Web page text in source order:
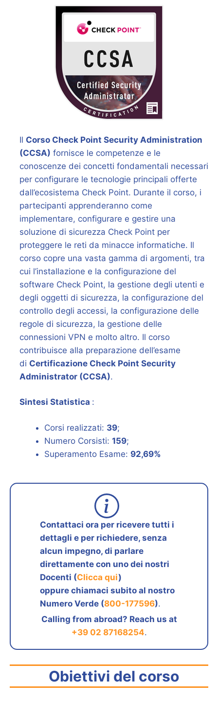
Il Corso Check Point Security Administration
(CCSA) fornisce le competenze e le
conoscenze dei concetti fondamentali necessari
per configurare le tecnologie principali offerte
dall’ecosistema Check Point. Durante il corso, i
partecipanti apprenderanno come
implementare, configurare e gestire una
soluzione di sicurezza Check Point per
proteggere le reti da minacce informatiche. Il
corso copre una vasta gamma di argomenti, tra
cui l’installazione e la configurazione del
software Check Point, la gestione degli utenti e
degli oggetti di sicurezza, la configurazione del
controllo degli accessi, la configurazione delle
regole di sicurezza, la gestione delle
connessioni VPN e molto altro. Il corso
contribuisce alla preparazione dell’esame
di Certificazione Check Point Security
Administrator (CCSA).
Sintesi Statistica :
Corsi realizzati: 39;
Numero Corsisti: 159;
Superamento Esame: 92,69%
Contattaci ora per ricevere tutti i
dettagli e per richiedere, senza
alcun impegno, di parlare
direttamente con uno dei nostri
Docenti (Clicca qui)
oppure chiamaci subito al nostro
Numero Verde (800-177596).
Calling from abroad? Reach us at
+39 02 87168254.
Obiettivi del corso